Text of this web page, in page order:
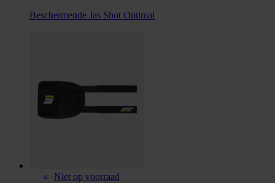
Beschermende Jas Shot Optimal
Niet op voorraad